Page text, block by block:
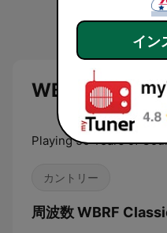
WBRF
Playing 50 Years of
カントリー
周波数 WBRF
イン